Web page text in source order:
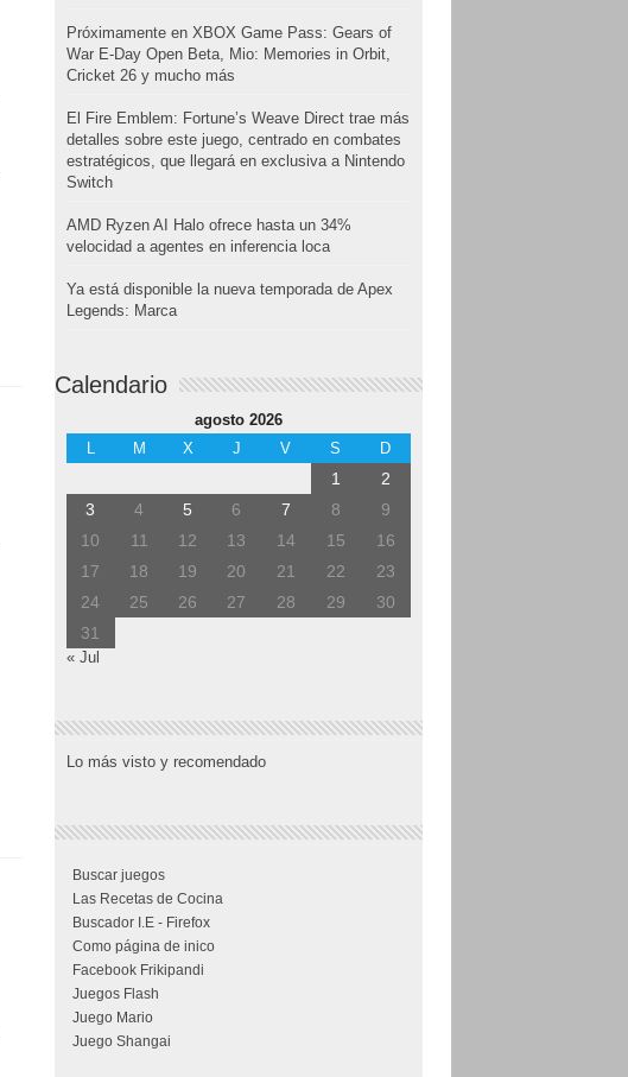
Próximamente en XBOX Game Pass: Gears of
War E-Day Open Beta, Mio: Memories in Orbit,
Cricket 26 y mucho más
El Fire Emblem: Fortune’s Weave Direct trae más
detalles sobre este juego, centrado en combates
estratégicos, que llegará en exclusiva a Nintendo
Switch
AMD Ryzen AI Halo ofrece hasta un 34%
velocidad a agentes en inferencia loca
Ya está disponible la nueva temporada de Apex
Legends: Marca
Calendario
agosto 2026
L
M X J V S D
1
2
3
4 5 6 7 8
9
10
11 12 13 14 15
16
17
18 19 20 21 22
23
24
25 26 27 28 29
30
31
« Jul
Lo más visto y recomendado
Buscar juegos
Las Recetas de Cocina
Buscador I.E - Firefox
Como página de inico
Facebook Frikipandi
Juegos Flash
Juego Mario
Juego Shangai